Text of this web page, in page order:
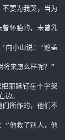
要为我哭，当为
怀胎的，未曾乳
向小山说：‘遮盖
将来怎么样呢？”
耶稣钉在十字架
边。
所作的，他们不
“他救了别人，他